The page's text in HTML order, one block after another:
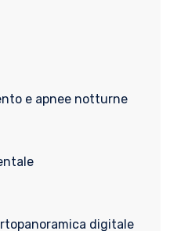
e apnee notturne
digitale